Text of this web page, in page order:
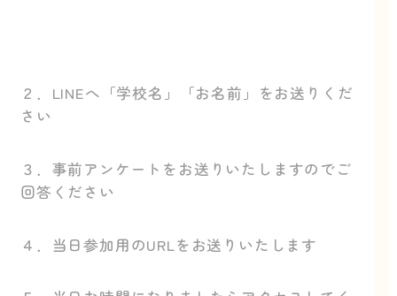
２．LINEへ「学校名」「お名前」をお送りくだ
さい
３．事前アンケートをお送りいたしますのでご
回答ください
４．当日参加用のURLをお送りいたします